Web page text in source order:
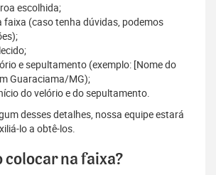
escolhida;
faixa (caso tenha dúvidas, podemos
e sepultamento (exemplo: [Nome do
Guaraciama/MG);
do velório e do sepultamento.
desses detalhes, nossa equipe estará
lo a obtê-los.
colocar na faixa?